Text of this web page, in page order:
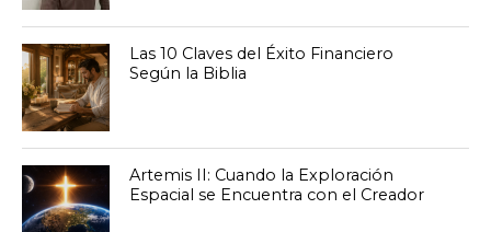
Las 10 Claves del Éxito Financiero
Según la Biblia
Artemis II: Cuando la Exploración
Espacial se Encuentra con el Creador